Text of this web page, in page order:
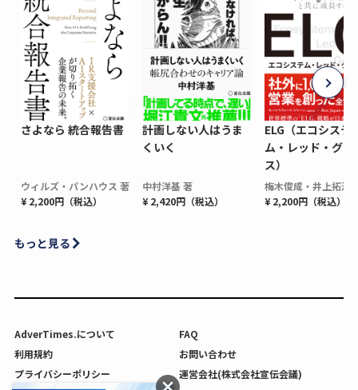
さよなら 統合報告書
ウィルズ・パンハウス 著
¥ 2,200円（税込）
計画しない人はうま
くいく
中村洋基 著
¥ 2,420円（税込）
ELG（エコシステ
ム・レッド・グロ
ス）
梅木俊成・井上拓海
¥ 2,200円（税込）
もっと見る
AdverTimes.について
FAQ
利用規約
お問い合わせ
プライバシーポリシー
運営会社(株式会社宣伝会議)